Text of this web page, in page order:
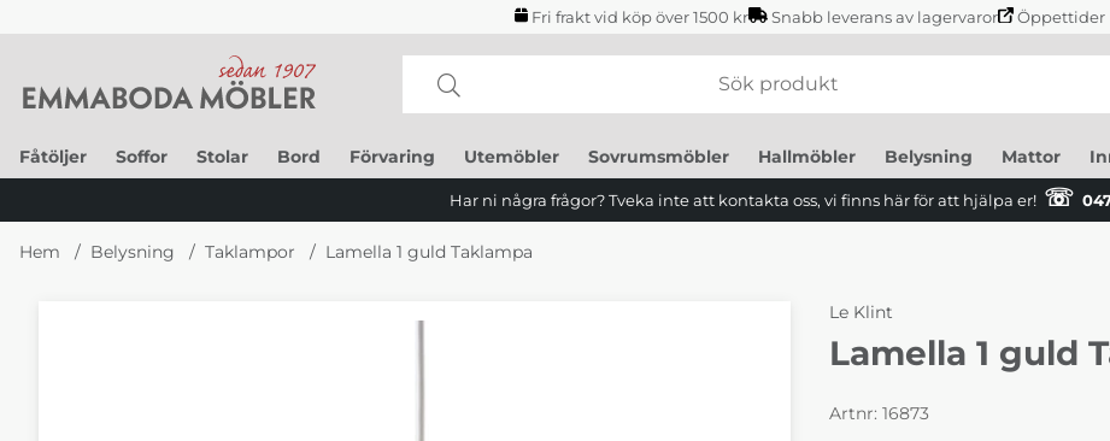
Fri frakt vid köp över 1500 kr Snabb leverans av lagervaror Öppettider
Fåtöljer Soffor Stolar Bord Förvaring Utemöbler Sovrumsmöbler Hallmöbler Belysning Mattor
Har ni några frågor? Tveka inte att kontakta oss, vi finns här för att hjälpa er! ☏
Hem Belysning Taklampor Lamella 1 guld Taklampa
Le Klint
Lamella 1 guld
Artnr: 16873